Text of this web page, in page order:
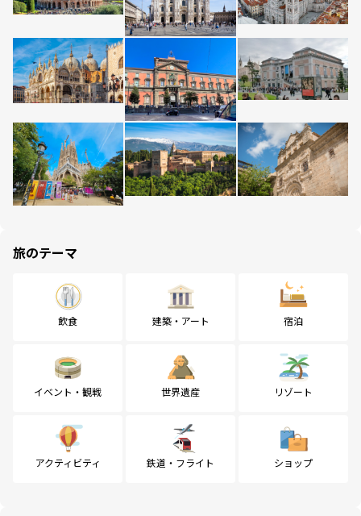
旅のテーマ
飲食 建築・アート 宿泊
イベント・観戦 世界遺産 リゾート
アクティビティ 鉄道・フライト ショップ